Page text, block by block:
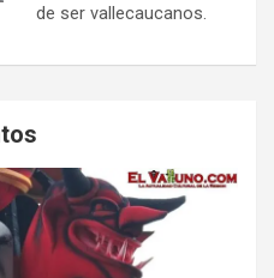
de ser vallecaucanos.